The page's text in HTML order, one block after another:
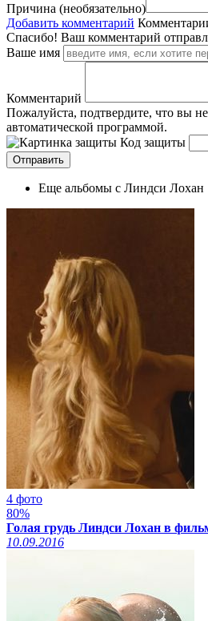
Причина (необязательно)
Добавить комментарий
Спасибо! Ваш комментарий
Ваше имя
Комментарий
Пожалуйста, подтвердите, что вы не
автоматической программой.
Код защиты
Еще альбомы с Линдси Лохан
4 фото
80%
Голая грудь Линдси Лохан в
10.09.2016